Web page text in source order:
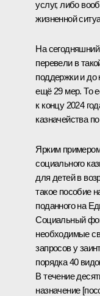
услуг, либо
жизненной
На
перевели в
поддержки и до
ещё 29 мер. То
к концу 2024
казначейства
Ярким
социального
для детей в
такое пособие
поданного на
Социальный
необходимые
запросов у
порядка 40
В течение
назначение